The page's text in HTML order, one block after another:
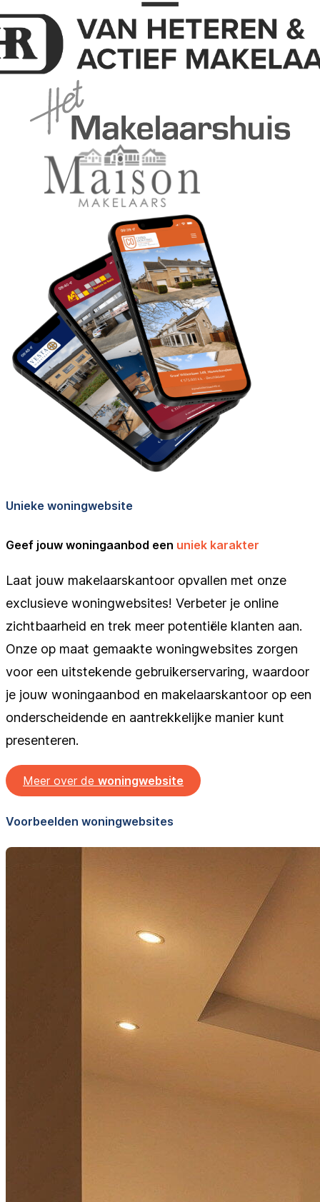
Unieke woningwebsite
Geef jouw woningaanbod een uniek karakter
Laat jouw makelaarskantoor opvallen met onze
exclusieve woningwebsites! Verbeter je online
zichtbaarheid en trek meer potentiële klanten aan.
Onze op maat gemaakte woningwebsites zorgen
voor een uitstekende gebruikerservaring, waardoor
je jouw woningaanbod en makelaarskantoor op een
onderscheidende en aantrekkelijke manier kunt
presenteren.
Meer over de woningwebsite
Voorbeelden woningwebsites